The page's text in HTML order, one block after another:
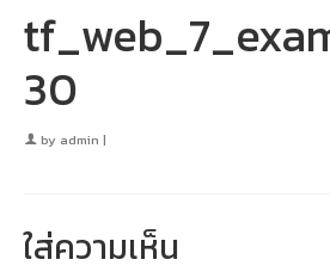
30
by admin |
ใส่ความเห็น